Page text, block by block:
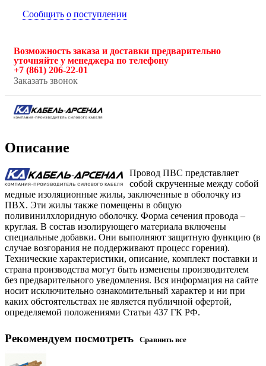
Сообщить о поступлении
Возможность заказа и доставки предварительно
уточняйте у менеджера по телефону
+7 (861) 206-22-01
Заказать звонок
Описание
Провод ПВС представляет
собой скрученные между собой
медные изоляционные жилы, заключенные в оболочку из
ПВХ. Эти жилы также помещены в общую
поливинилхлоридную оболочку. Форма сечения провода –
круглая. В состав изолирующего материала включены
специальные добавки. Они выполняют защитную функцию (в
случае возгорания не поддерживают процесс горения).
Технические характеристики, описание, комплект поставки и
страна производства могут быть изменены производителем
без предварительного уведомления. Вся информация на сайте
носит исключительно ознакомительный характер и ни при
каких обстоятельствах не является публичной офертой,
определяемой положениями Статьи 437 ГК РФ.
Рекомендуем посмотреть Сравнить все